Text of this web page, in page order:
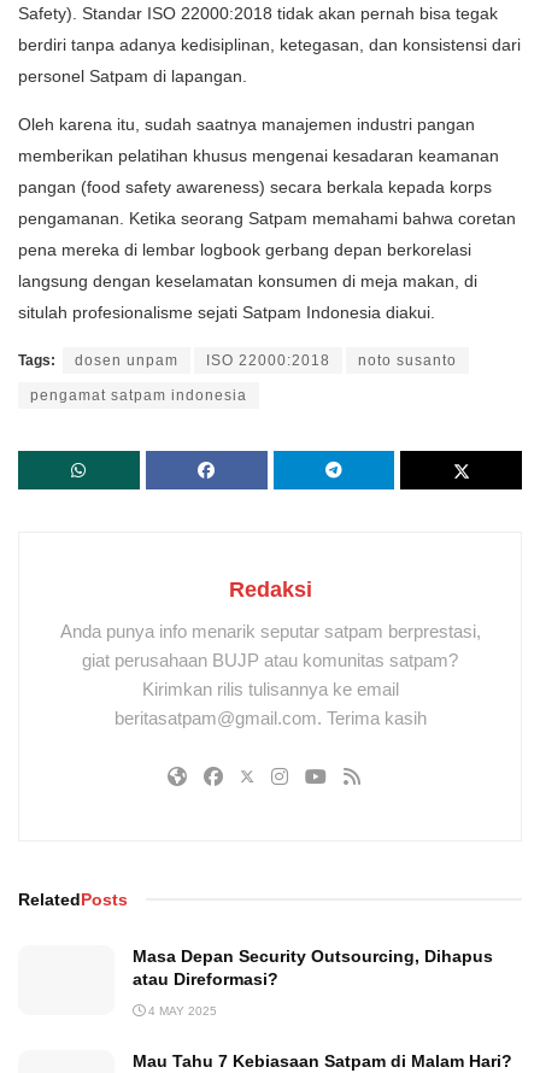
Safety). Standar ISO 22000:2018 tidak akan pernah bisa tegak
berdiri tanpa adanya kedisiplinan, ketegasan, dan konsistensi dari
personel Satpam di lapangan.
​Oleh karena itu, sudah saatnya manajemen industri pangan
memberikan pelatihan khusus mengenai kesadaran keamanan
pangan (food safety awareness) secara berkala kepada korps
pengamanan. Ketika seorang Satpam memahami bahwa coretan
pena mereka di lembar logbook gerbang depan berkorelasi
langsung dengan keselamatan konsumen di meja makan, di
situlah profesionalisme sejati Satpam Indonesia diakui.
Tags: dosen unpam ISO 22000:2018 noto susanto
pengamat satpam indonesia
Redaksi
Anda punya info menarik seputar satpam berprestasi,
giat perusahaan BUJP atau komunitas satpam?
Kirimkan rilis tulisannya ke email
beritasatpam@gmail.com. Terima kasih
RelatedPosts
Masa Depan Security Outsourcing, Dihapus
atau Direformasi?
4 MAY 2025
Mau Tahu 7 Kebiasaan Satpam di Malam Hari?